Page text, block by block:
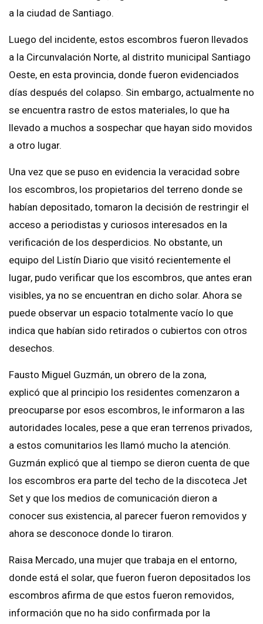
a la ciudad de Santiago.
Luego del incidente, estos escombros fueron llevados
a la Circunvalación Norte, al distrito municipal Santiago
Oeste, en esta provincia, donde fueron evidenciados
días después del colapso. Sin embargo, actualmente no
se encuentra rastro de estos materiales, lo que ha
llevado a muchos a sospechar que hayan sido movidos
a otro lugar.
Una vez que se puso en evidencia la veracidad sobre
los escombros, los propietarios del terreno donde se
habían depositado, tomaron la decisión de restringir el
acceso a periodistas y curiosos interesados en la
verificación de los desperdicios. No obstante, un
equipo del Listín Diario que visitó recientemente el
lugar, pudo verificar que los escombros, que antes eran
visibles, ya no se encuentran en dicho solar. Ahora se
puede observar un espacio totalmente vacío lo que
indica que habían sido retirados o cubiertos con otros
desechos.
Fausto Miguel Guzmán, un obrero de la zona,
explicó que al principio los residentes comenzaron a
preocuparse por esos escombros, le informaron a las
autoridades locales, pese a que eran terrenos privados,
a estos comunitarios les llamó mucho la atención.
Guzmán explicó que al tiempo se dieron cuenta de que
los escombros era parte del techo de la discoteca Jet
Set y que los medios de comunicación dieron a
conocer sus existencia, al parecer fueron removidos y
ahora se desconoce donde lo tiraron.
Raisa Mercado, una mujer que trabaja en el entorno,
donde está el solar, que fueron fueron depositados los
escombros afirma de que estos fueron removidos,
información que no ha sido confirmada por la